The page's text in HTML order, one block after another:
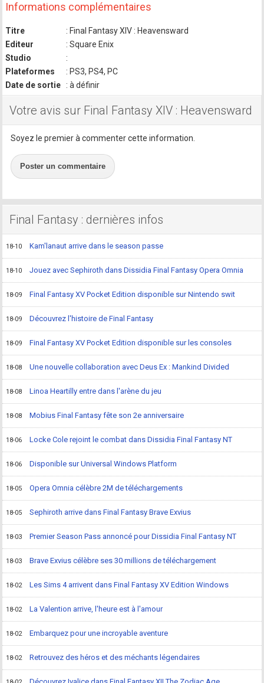
Informations complémentaires
Titre
: Final Fantasy XIV : Heavensward
Editeur
: Square Enix
Studio
:
Plateformes
: PS3, PS4, PC
Date de sortie
: à définir
Votre avis sur Final Fantasy XIV : Heavensward
Soyez le premier à commenter cette information.
Poster un commentaire
Final Fantasy : dernières infos
18-10 Kam'lanaut arrive dans le season passe
18-10 Jouez avec Sephiroth dans Dissidia Final Fantasy Opera Omnia
18-09 Final Fantasy XV Pocket Edition disponible sur Nintendo swit
18-09 Découvrez l'histoire de Final Fantasy
18-09 Final Fantasy XV Pocket Edition disponible sur les consoles
18-08 Une nouvelle collaboration avec Deus Ex : Mankind Divided
18-08 Linoa Heartilly entre dans l'arène du jeu
18-08 Mobius Final Fantasy fête son 2e anniversaire
18-06 Locke Cole rejoint le combat dans Dissidia Final Fantasy NT
18-06 Disponible sur Universal Windows Platform
18-05 Opera Omnia célèbre 2M de téléchargements
18-05 Sephiroth arrive dans Final Fantasy Brave Exvius
18-03 Premier Season Pass annoncé pour Dissidia Final Fantasy NT
18-03 Brave Exvius célèbre ses 30 millions de téléchargement
18-02 Les Sims 4 arrivent dans Final Fantasy XV Edition Windows
18-02 La Valention arrive, l'heure est à l'amour
18-02 Embarquez pour une incroyable aventure
18-02 Retrouvez des héros et des méchants légendaires